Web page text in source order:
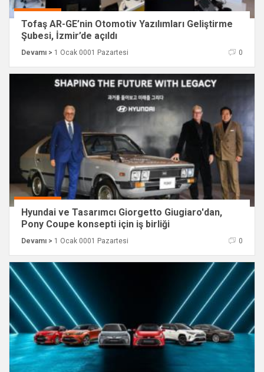
Tofaş AR-GE’nin Otomotiv Yazılımları Geliştirme
Şubesi, İzmir’de açıldı
Devamı > 1 Ocak 0001 Pazartesi 0
Hyundai ve Tasarımcı Giorgetto Giugiaro'dan,
Pony Coupe konsepti için iş birliği
Devamı > 1 Ocak 0001 Pazartesi 0